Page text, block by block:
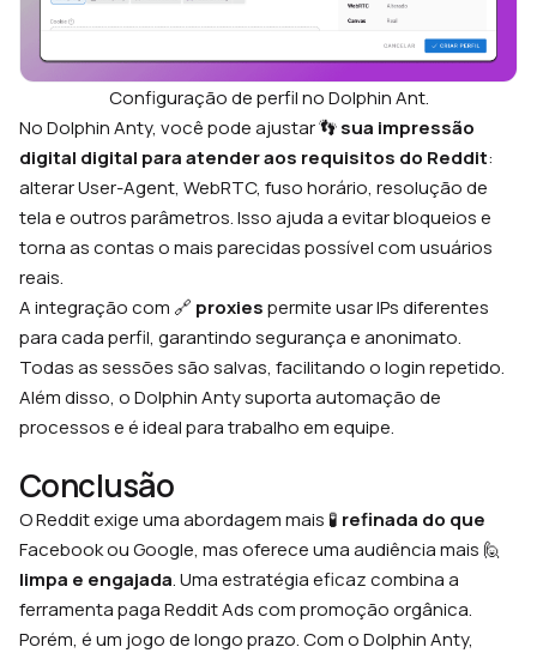
Configuração de perfil no Dolphin Ant.
No Dolphin Anty, você pode ajustar 👣sua impressão
digital digital para atender aos requisitos do Reddit:
alterar User-Agent, WebRTC, fuso horário, resolução de
tela e outros parâmetros. Isso ajuda a evitar bloqueios e
torna as contas o mais parecidas possível com usuários
reais.
A integração com 🔗 proxiespermite usar IPs diferentes
para cada perfil, garantindo segurança e anonimato.
Todas as sessões são salvas, facilitando o login repetido.
Além disso, o Dolphin Anty suporta automação de
processos e é ideal para trabalho em equipe.
Conclusão
O Reddit exige uma abordagem mais 🧪 refinada do que
Facebook ou Google, mas oferece uma audiência mais 🙋
limpa e engajada. Uma estratégia eficaz combina a
ferramenta paga Reddit Ads com promoção orgânica.
Porém, é um jogo de longo prazo. Com o Dolphin Anty,